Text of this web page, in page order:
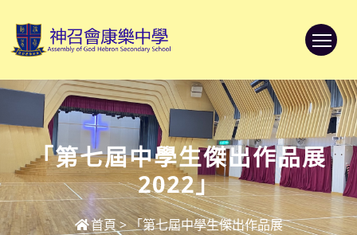
「第七屆中學生傑出作品展
2022」
首頁 >「第七屆中學生傑出作品展